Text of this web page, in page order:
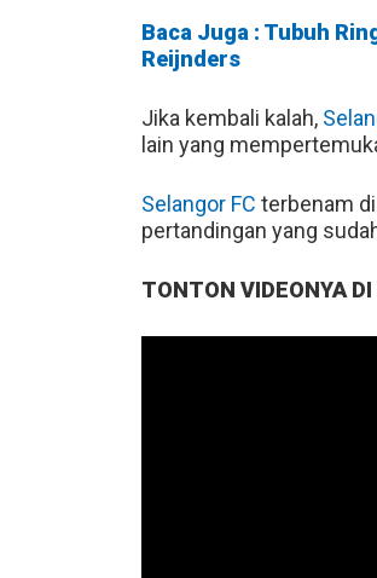
Baca Juga : Tubuh
Reijnders
Jika kembali kalah,
lain yang
Selangor FC terbenam
pertandingan yang
TONTON VIDEONYA